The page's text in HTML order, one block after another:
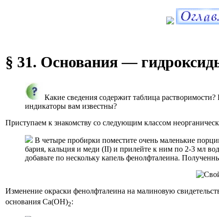
§ 31. Основания —
Какие сведения содержит таблица
индикаторы вам известны?
Приступаем к знакомству со следующим классом
В четыре пробирки поместите очень маленькие
бария, кальция и меди (II) и прилейте к ним по 2-3 мл
добавьте по нескольку капель фенолфталеина.
Изменение окраски фенолфталеина на малиновую
основания Са(ОН)2: